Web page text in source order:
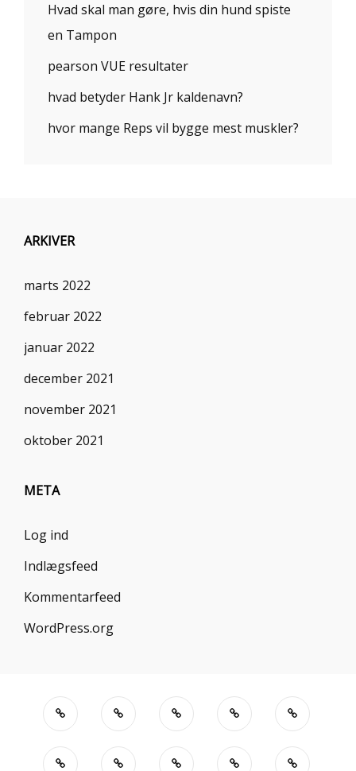
Hvad skal man gøre, hvis din hund spiste
en Tampon
pearson VUE resultater
hvad betyder Hank Jr kaldenavn?
hvor mange Reps vil bygge mest muskler?
ARKIVER
marts 2022
februar 2022
januar 2022
december 2021
november 2021
oktober 2021
META
Log ind
Indlægsfeed
Kommentarfeed
WordPress.org